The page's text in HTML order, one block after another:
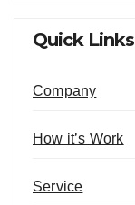
Quick Links
Company
How it’s Work
Service